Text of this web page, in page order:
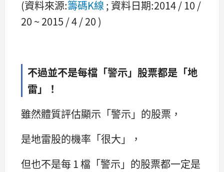
(資料來源:籌碼K線 ; 資料日期:2014 / 10 /
20 ~ 2015 / 4 / 20 )
不過並不是每檔「警示」股票都是「地
雷」！
雖然體質評估顯示「警示」的股票，
是地雷股的機率「很大」，
但也不是每 1 檔「警示」的股票都一定是